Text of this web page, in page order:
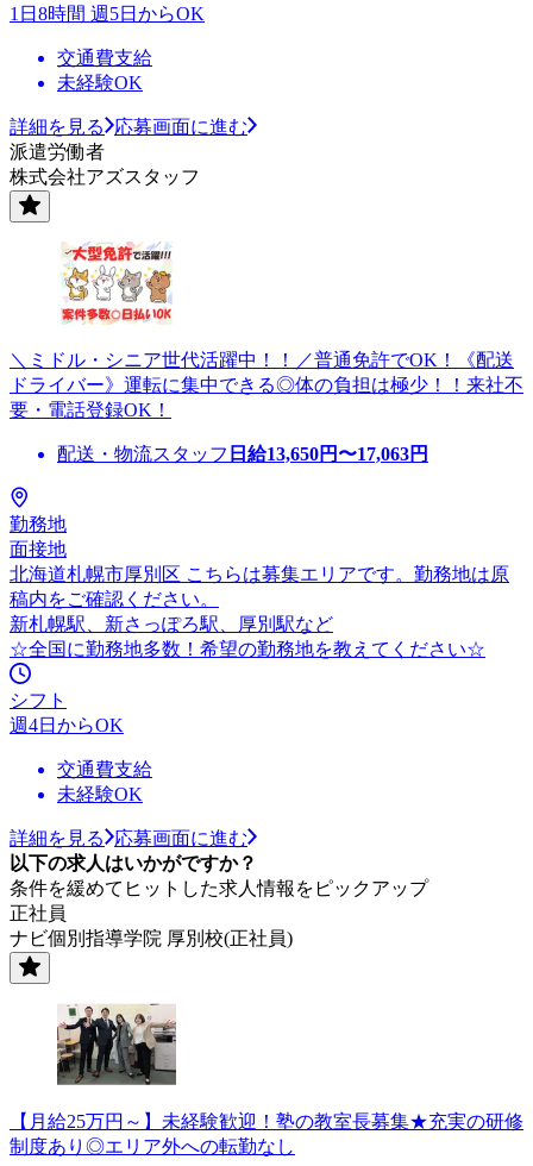
1日8時間 週5日からOK
交通費支給
未経験OK
詳細を見る
応募画面に進む
派遣労働者
株式会社アズスタッフ
＼ミドル・シニア世代活躍中！！／普通免許でOK！《配送
ドライバー》運転に集中できる◎体の負担は極少！！来社不
要・電話登録OK！
配送・物流スタッフ 日給13,650円〜17,063円
勤務地
面接地
北海道札幌市厚別区 こちらは募集エリアです。勤務地は原
稿内をご確認ください。
新札幌駅、新さっぽろ駅、厚別駅など
☆全国に勤務地多数！希望の勤務地を教えてください☆
シフト
週4日からOK
交通費支給
未経験OK
詳細を見る
応募画面に進む
以下の求人はいかがですか？
条件を緩めてヒットした求人情報をピックアップ
正社員
ナビ個別指導学院 厚別校(正社員)
【月給25万円～】未経験歓迎！塾の教室長募集★充実の研修
制度あり◎エリア外への転勤なし